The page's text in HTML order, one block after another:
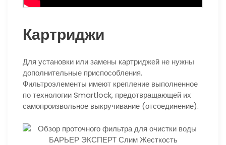
Картриджи
Для установки или замены картриджей не нужны
дополнительные приспособления.
Фильтроэлементы имеют крепление выполненное
по технологии Smartlock, предотвращающей их
самопроизвольное выкручивание (отсоединение).